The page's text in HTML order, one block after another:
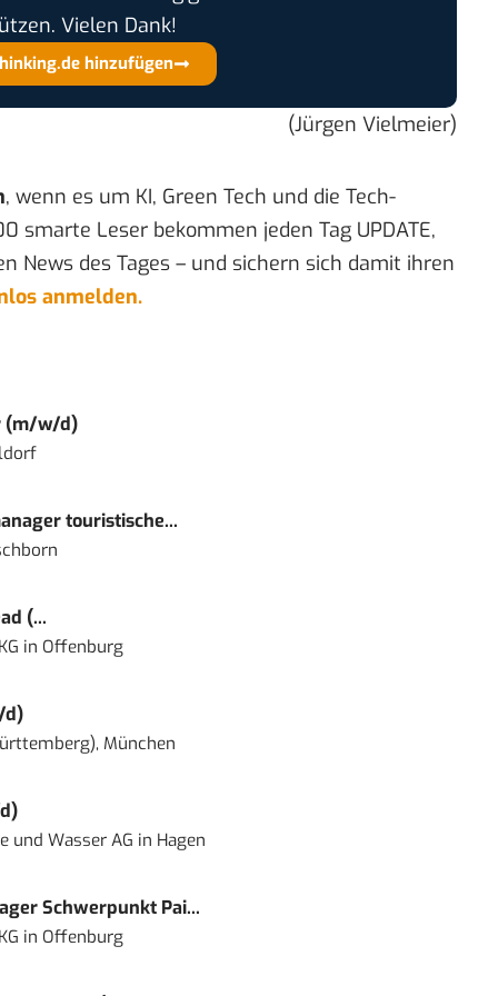
Vielen Dank!
hinzufügen
(Jürgen Vielmeier)
, wenn es um KI, Green Tech und die Tech-
smarte Leser bekommen jeden Tag UPDATE,
News des Tages – und sichern sich damit ihren
anmelden.
(m/w/d)
touristische...
(...
in Offenburg
d)
München
und Wasser AG in Hagen
Schwerpunkt Pai...
in Offenburg